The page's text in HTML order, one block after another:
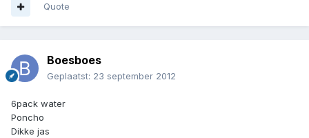
Quote
Boesboes
Geplaatst: 23 september 2012
6pack water
Poncho
Dikke jas